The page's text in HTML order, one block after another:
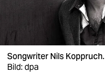
verlag
verlag
Songwriter Nils Koppruch.
Bild: dpa